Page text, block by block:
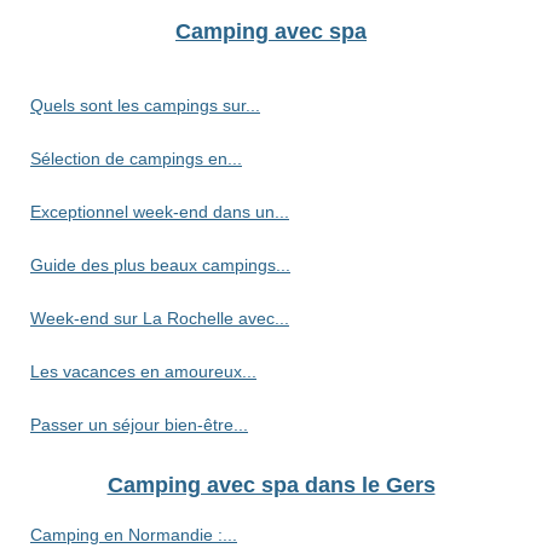
Camping avec spa
Quels sont les campings sur...
Sélection de campings en...
Exceptionnel week-end dans un...
Guide des plus beaux campings...
Week-end sur La Rochelle avec...
Les vacances en amoureux...
Passer un séjour bien-être...
Camping avec spa dans le Gers
Camping en Normandie :...